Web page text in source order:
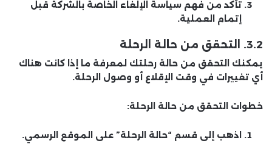
تأكد من فهم سياسة الإلغاء الخاصة بالشركة قبل
إتمام العملية.
3.2. التحقق من حالة الرحلة
يمكنك التحقق من حالة رحلتك لمعرفة ما إذا كانت هناك
أي تغييرات في وقت الإقلاع أو وصول الرحلة.
خطوات التحقق من حالة الرحلة:
اذهب إلى قسم “حالة الرحلة” على الموقع الرسمي.